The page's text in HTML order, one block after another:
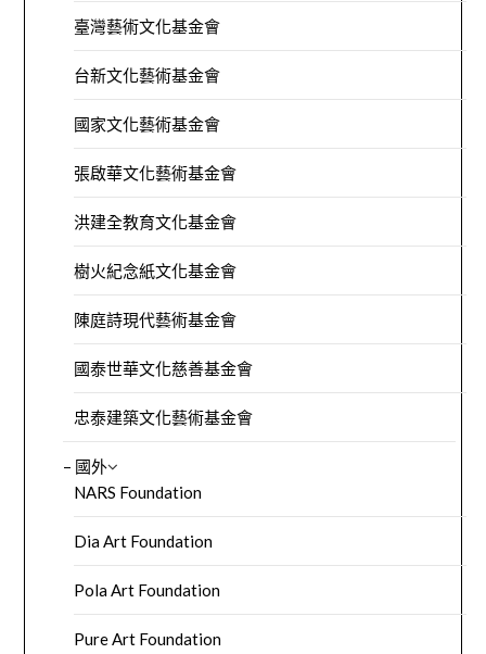
臺灣藝術文化基金會
台新文化藝術基金會
國家文化藝術基金會
張啟華文化藝術基金會
洪建全教育文化基金會
樹火紀念紙文化基金會
陳庭詩現代藝術基金會
國泰世華文化慈善基金會
忠泰建築文化藝術基金會
– 國外
NARS Foundation
Dia Art Foundation
Pola Art Foundation
Pure Art Foundation